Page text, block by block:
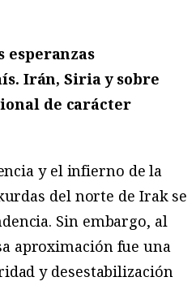
esperanzas
Irán, Siria y sobre
de carácter
y el infierno de la
del norte de Irak se
Sin embargo, al
aproximación fue una
y desestabilización